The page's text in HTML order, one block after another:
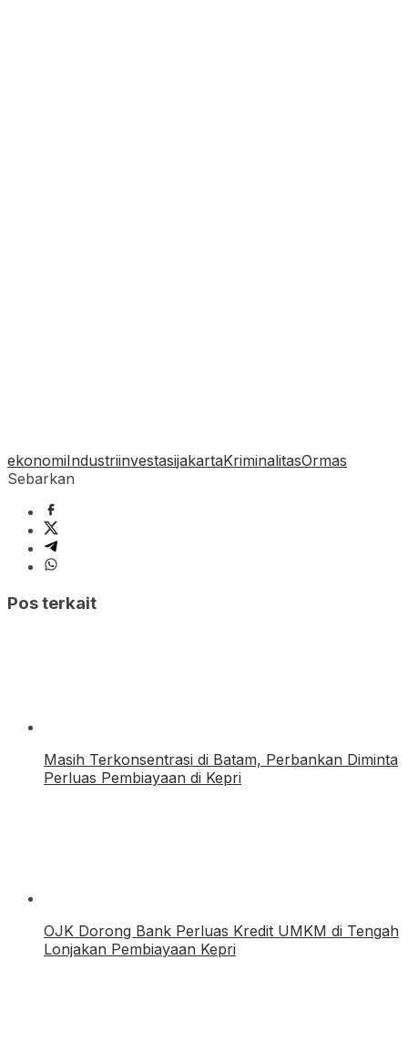
ekonomiIndustriinvestasijakartaKriminalitasOrmas
Sebarkan
Pos terkait
Masih Terkonsentrasi di Batam, Perbankan Diminta
Perluas Pembiayaan di Kepri
OJK Dorong Bank Perluas Kredit UMKM di Tengah
Lonjakan Pembiayaan Kepri